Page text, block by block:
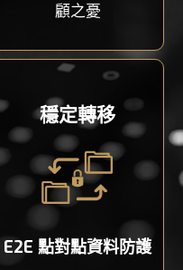
顧之憂
穩定轉移
E2E 點對點資料防護